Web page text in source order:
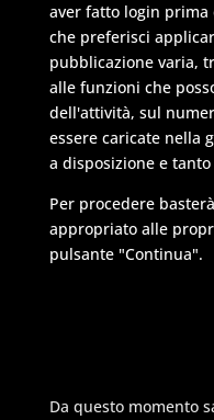
aver fatto login prima
che preferisci
pubblicazione varia,
alle funzioni che
dell'attività, sul
essere caricate nella
a disposizione e
Per procedere
appropriato alle
pulsante "Continua".
Da questo momento